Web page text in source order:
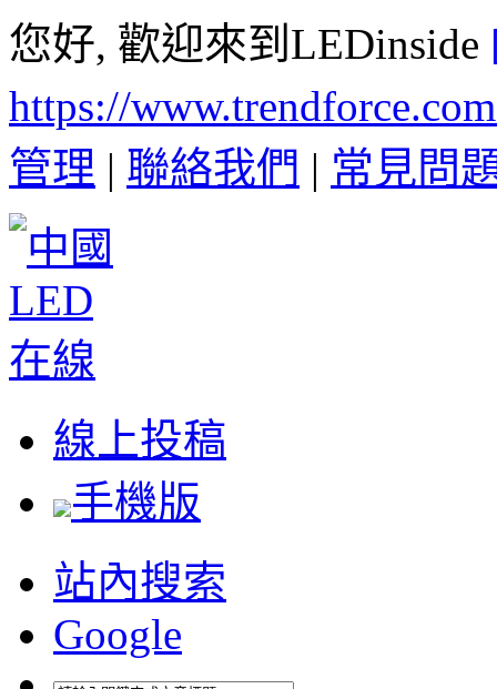
您好, 歡迎來到LEDinside
https://
管理 | 聯絡我們 | 常見問
線上投稿
手機版
站內搜索
Google